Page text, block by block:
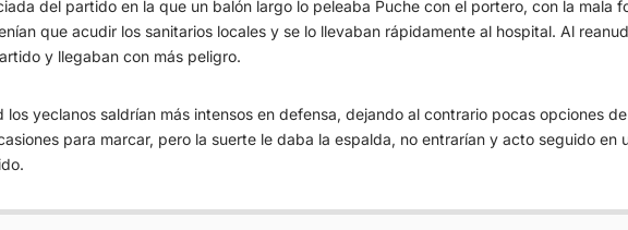
del partido en la que un balón largo lo peleaba Puche con el portero, con la mala
que acudir los sanitarios locales y se lo llevaban rápidamente al hospital. Al
y llegaban con más peligro.
los yeclanos saldrían más intensos en defensa, dejando al contrario pocas opciones
para marcar, pero la suerte le daba la espalda, no entrarían y acto seguido